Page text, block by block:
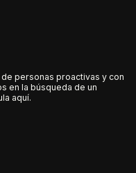
personas proactivas y con
en la búsqueda de un
aquí.